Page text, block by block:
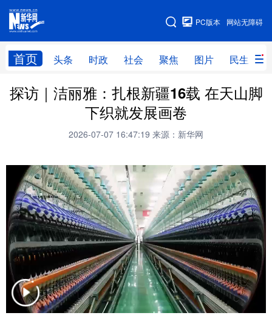
网站无障碍
PC版本
首页 头条 时政 社会 聚焦 图片 民生
网站地图
头条 时政 社会 聚焦
民生 访谈
服务
云游新疆 云端悦读 云看书画 光影新疆
人事频道 融媒体联播 廉政频道 新华视角看新疆
地方频道
北京 天津 河北 山西
辽宁 吉林 上海 江苏
探访｜洁丽雅：扎根新疆16载 在天山脚
下织就发展画卷
2026-07-07 16:47:19 来源：新华网